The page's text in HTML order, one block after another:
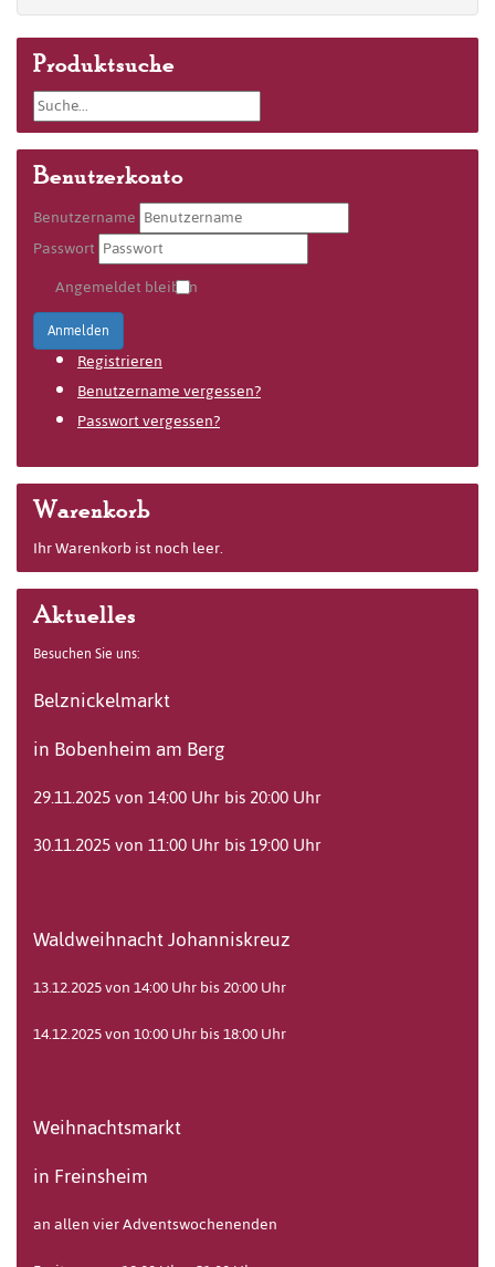
Produktsuche
Benutzerkonto
Benutzername
Passwort
Angemeldet bleiben
Anmelden
Registrieren
Benutzername vergessen?
Passwort vergessen?
Warenkorb
Ihr Warenkorb ist noch leer.
Aktuelles
Besuchen Sie uns:
Belznickelmarkt
in Bobenheim am Berg
29.11.2025 von 14:00 Uhr bis 20:00 Uhr
30.11.2025 von 11:00 Uhr bis 19:00 Uhr
Waldweihnacht Johanniskreuz
13.12.2025 von 14:00 Uhr bis 20:00 Uhr
14.12.2025 von 10:00 Uhr bis 18:00 Uhr
Weihnachtsmarkt
in Freinsheim
an allen vier Adventswochenenden